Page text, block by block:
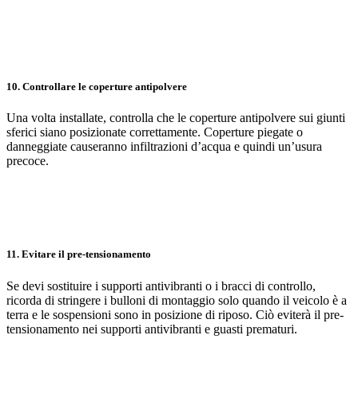
10. Controllare le coperture antipolvere
Una volta installate, controlla che le coperture antipolvere sui giunti
sferici siano posizionate correttamente. Coperture piegate o
danneggiate causeranno infiltrazioni d’acqua e quindi un’usura
precoce.
11. Evitare il pre-tensionamento
Se devi sostituire i supporti antivibranti o i bracci di controllo,
ricorda di stringere i bulloni di montaggio solo quando il veicolo è a
terra e le sospensioni sono in posizione di riposo. Ciò eviterà il pre-
tensionamento nei supporti antivibranti e guasti prematuri.